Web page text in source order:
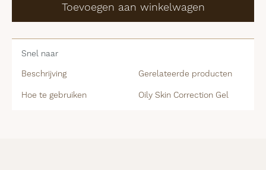
Snel naar
Beschrijving
Gerelateerde producten
Hoe te gebruiken
Oily Skin Correction Gel
Toevoegen aan winkelwagen